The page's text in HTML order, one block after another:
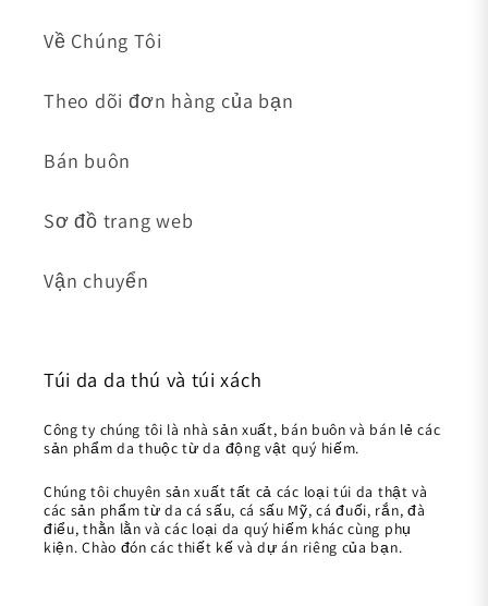
Về Chúng Tôi
Theo dõi đơn hàng của bạn
Bán buôn
Sơ đồ trang web
Vận chuyển
Túi da da thú và túi xách
Công ty chúng tôi là nhà sản xuất, bán buôn và bán lẻ các
sản phẩm da thuộc từ da động vật quý hiếm.
Chúng tôi chuyên sản xuất tất cả các loại túi da thật và
các sản phẩm từ da cá sấu, cá sấu Mỹ, cá đuối, rắn, đà
điểu, thằn lằn và các loại da quý hiếm khác cùng phụ
kiện. Chào đón các thiết kế và dự án riêng của bạn.